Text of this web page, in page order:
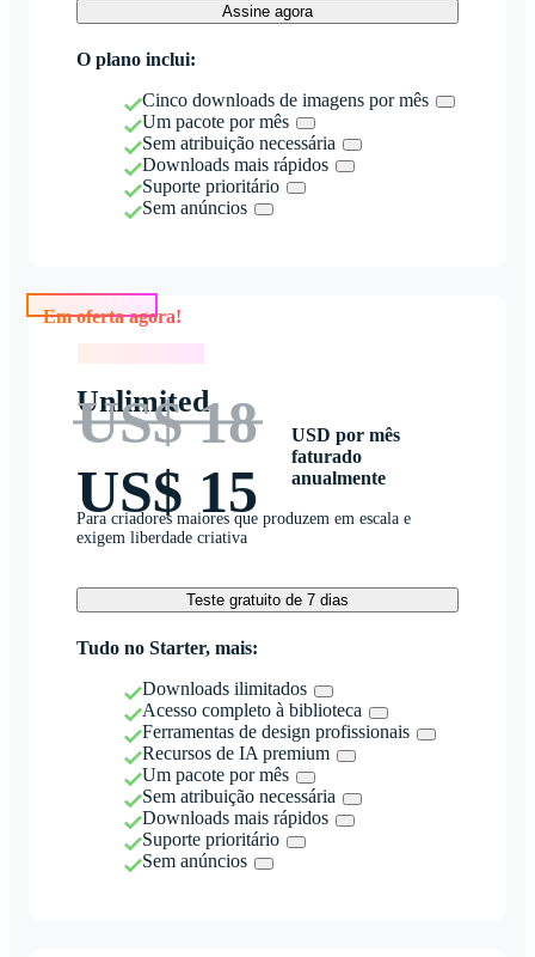
Assine agora
O plano inclui:
Cinco downloads de imagens por mês
Um pacote por mês
Sem atribuição necessária
Downloads mais rápidos
Suporte prioritário
Sem anúncios
Unlimited
US$ 18
US$ 15
USD por mês
faturado
anualmente
Para criadores maiores que produzem em escala e
exigem liberdade criativa
Teste gratuito de 7 dias
Tudo no Starter, mais:
Downloads ilimitados
Acesso completo à biblioteca
Ferramentas de design profissionais
Recursos de IA premium
Um pacote por mês
Sem atribuição necessária
Downloads mais rápidos
Suporte prioritário
Sem anúncios